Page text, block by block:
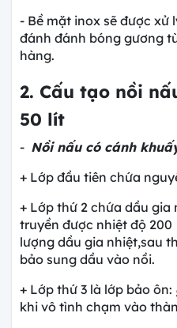
- Bề mặt inox sẽ được xử
đánh đánh bóng gương
hàng.
2. Cấu tạo nồi
50 lít
- Nồi nấu có cánh
+ Lớp đầu tiên chứa
+ Lớp thứ 2 chứa dầu
truyền được nhiệt độ
lượng dầu gia nhiệt,sau
bảo sung dầu vào nồi.
+ Lớp thứ 3 là lớp bảo ôn:
khi vô tình chạm vào